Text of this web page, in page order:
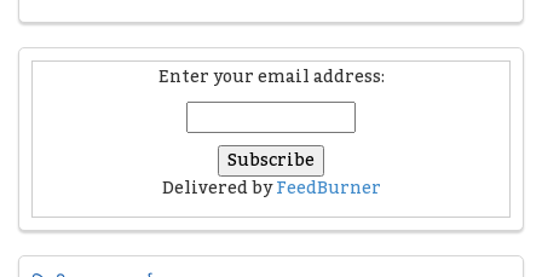
Enter your email address:
Delivered byFeedBurner